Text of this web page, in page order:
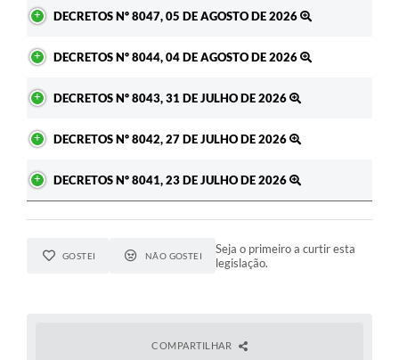
DECRETOS Nº 8047, 05 DE AGOSTO DE 2026
DECRETOS Nº 8044, 04 DE AGOSTO DE 2026
DECRETOS Nº 8043, 31 DE JULHO DE 2026
DECRETOS Nº 8042, 27 DE JULHO DE 2026
DECRETOS Nº 8041, 23 DE JULHO DE 2026
GOSTEI NÃO GOSTEI
Seja o primeiro a curtir esta
legislação.
COMPARTILHAR